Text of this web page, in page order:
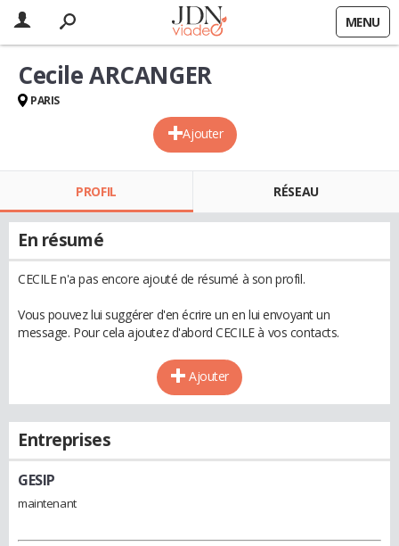
MENU
Ajouter
Cecile ARCANGER
PARIS
PROFIL RÉSEAU
En résumé
CECILE n'a pas encore ajouté de résumé à son profil.
Vous pouvez lui suggérer d'en écrire un en lui envoyant un
message. Pour cela ajoutez d'abord CECILE à vos contacts.
Ajouter
Entreprises
GESIP
maintenant